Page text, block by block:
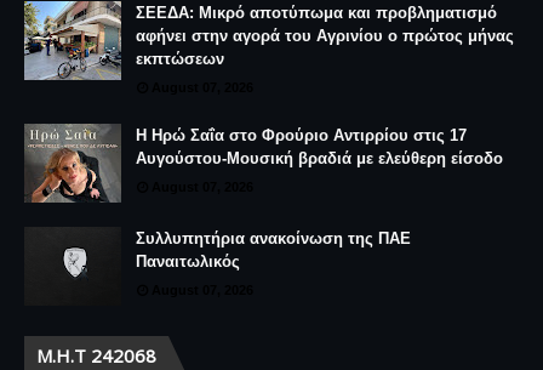
ΣΕΕΔΑ: Μικρό αποτύπωμα και προβληματισμό
αφήνει στην αγορά του Αγρινίου ο πρώτος μήνας
εκπτώσεων
Η Ηρώ Σαΐα στο Φρούριο Αντιρρίου στις 17
Αυγούστου-Μουσική βραδιά με ελεύθερη είσοδο
Συλλυπητήρια ανακοίνωση της ΠΑΕ
Παναιτωλικός
Μ.Η.Τ 242068